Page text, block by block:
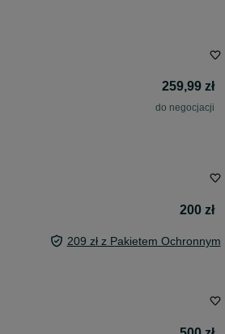
259,99 zł
do negocjacji
200 zł
209 zł z Pakietem Ochronnym